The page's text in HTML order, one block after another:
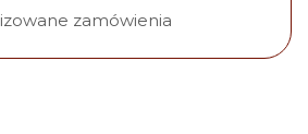
zamówienia